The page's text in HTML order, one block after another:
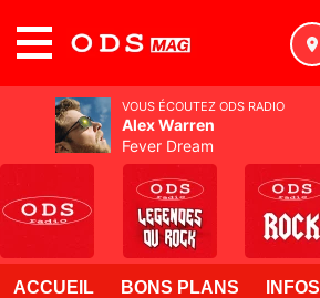
ACCUEIL BONS PLANS INFOS
VOUS ÉCOUTEZ ODS RADIO
Alex Warren
Fever Dream